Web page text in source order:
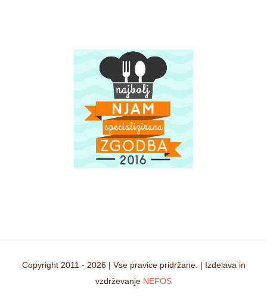
Copyright 2011 - 2026 | Vse pravice pridržane. | Izdelava in
vzdrževanje NEFOS